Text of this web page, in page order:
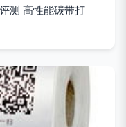
测 高性能碳带打